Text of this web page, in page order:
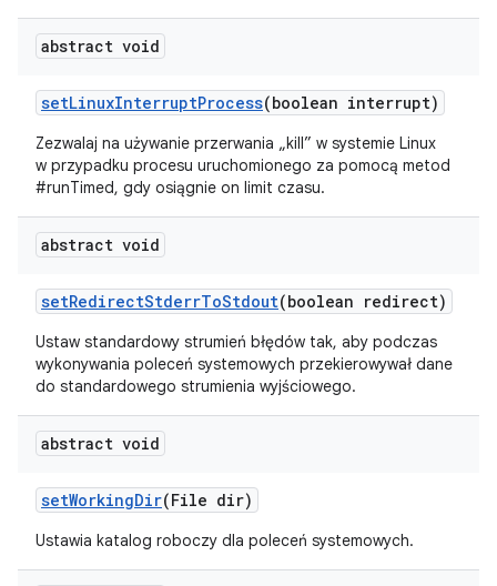
abstract void
setLinuxInterruptProcess(boolean interrupt)
Zezwalaj na używanie przerwania „kill” w systemie Linux
w przypadku procesu uruchomionego za pomocą metod
#runTimed, gdy osiągnie on limit czasu.
abstract void
setRedirectStderrToStdout(boolean redirect)
Ustaw standardowy strumień błędów tak, aby podczas
wykonywania poleceń systemowych przekierowywał dane
do standardowego strumienia wyjściowego.
abstract void
setWorkingDir(File dir)
Ustawia katalog roboczy dla poleceń systemowych.